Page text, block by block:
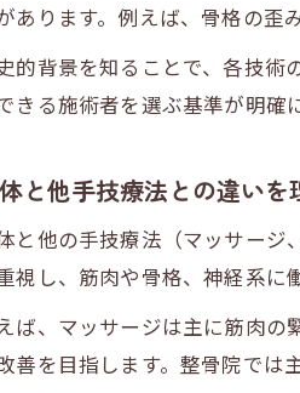
あります。例えば、骨格の歪
的背景を知ることで、各技術
きる施術者を選ぶ基準が明確
と他手技療法との違いを
と他の手技療法（マッサージ
視し、筋肉や骨格、神経系に
ば、マッサージは主に筋肉の
善を目指します。整骨院では